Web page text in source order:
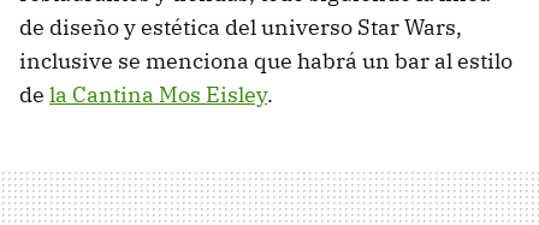
de diseño y estética del universo Star Wars,
inclusive se menciona que habrá un bar al estilo
de la Cantina Mos Eisley.